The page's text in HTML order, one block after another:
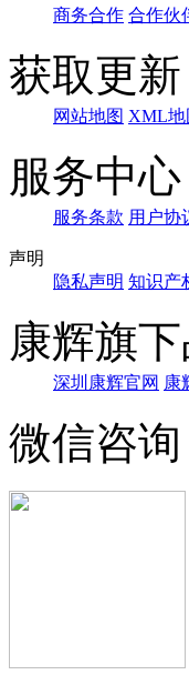
商务合作 合作伙
获取更新
网站地图 XML地
服务中心
服务条款 用户协
声明
隐私声明 知识产
康辉旗
深圳康辉官网 康
微信咨询